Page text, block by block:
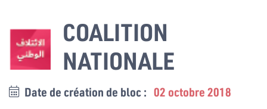
COALITION
NATIONALE
Date de création de bloc : 02 octobre 2018